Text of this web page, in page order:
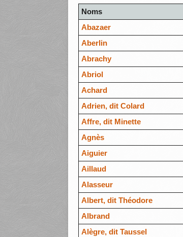
Noms
Abazaer
Aberlin
Abrachy
Abriol
Achard
Adrien, dit Colard
Affre, dit Minette
Agnès
Aiguier
Aillaud
Alasseur
Albert, dit Théodore
Albrand
Alègre, dit Taussel